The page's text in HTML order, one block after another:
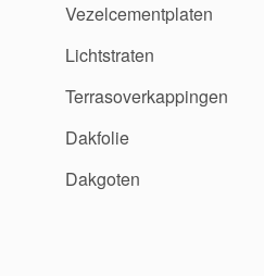
Vezelcementplaten
Lichtstraten
Terrasoverkappingen
Dakfolie
Dakgoten